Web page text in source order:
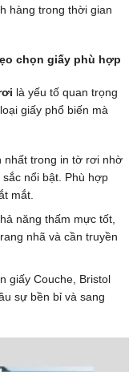
hàng trong thời gian
chọn giấy phù hợp
là yếu tố quan trọng
giấy phổ biến mà
nhất trong in tờ rơi nhờ
nổi bật. Phù hợp
mắt.
năng thấm mực tốt,
nhã và cần truyền
giấy Couche, Bristol
sự bền bỉ và sang